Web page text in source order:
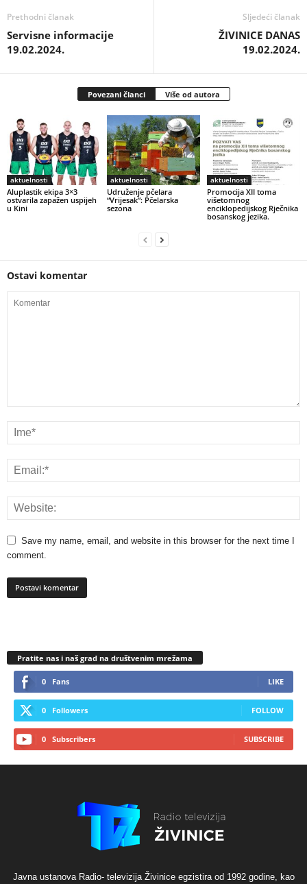
Prethodni članak
Servisne informacije
19.02.2024.
Sljedeći članak
ŽIVINICE DANAS
19.02.2024.
Povezani članci Više od autora
aktuelnosti
Aluplastik ekipa 3×3
ostvarila zapažen uspijeh
u Kini
aktuelnosti
Udruženje pčelara
“Vrijesak”: Pčelarska
sezona
aktuelnosti
Promocija XII toma
višetomnog
enciklopedijskog Rječnika
bosanskog jezika.
Ostavi komentar
Save my name, email, and website in this browser for the next time I
comment.
Pratite nas i naš grad na društvenim mrežama
0 Fans LIKE
0 Followers FOLLOW
0 Subscribers SUBSCRIBE
Javna ustanova Radio- televizija Živinice egzistira od 1992 godine, kao